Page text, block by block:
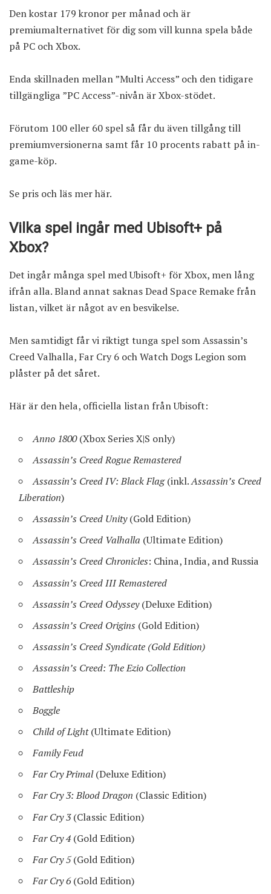
Den kostar 179 kronor per månad och är
premiumalternativet för dig som vill kunna spela både
på PC och Xbox.
Enda skillnaden mellan ”Multi Access” och den tidigare
tillgängliga ”PC Access”-nivån är Xbox-stödet.
Förutom 100 eller 60 spel så får du även tillgång till
premiumversionerna samt får 10 procents rabatt på in-
game-köp.
Se pris och läs mer här.
Vilka spel ingår med Ubisoft+ på
Xbox?
Det ingår många spel med Ubisoft+ för Xbox, men lång
ifrån alla. Bland annat saknas Dead Space Remake från
listan, vilket är något av en besvikelse.
Men samtidigt får vi riktigt tunga spel som Assassin’s
Creed Valhalla, Far Cry 6 och Watch Dogs Legion som
plåster på det såret.
Här är den hela, officiella listan från Ubisoft:
Anno 1800(Xbox Series X|S only)
Assassin’s Creed Rogue Remastered
Assassin’s Creed IV: Black Flag(inkl.Assassin’s Creed
Liberation)
Assassin’s Creed Unity(Gold Edition)
Assassin’s Creed Valhalla (Ultimate Edition)
Assassin’s Creed Chronicles: China, India, and Russia
Assassin’s Creed III Remastered
Assassin’s Creed Odyssey(Deluxe Edition)
Assassin’s Creed Origins (Gold Edition)
Assassin’s Creed Syndicate (Gold Edition)
Assassin’s Creed: The Ezio Collection
Battleship
Boggle
Child of Light(Ultimate Edition)
Family Feud
Far Cry Primal(Deluxe Edition)
Far Cry 3: Blood Dragon (Classic Edition)
Far Cry 3(Classic Edition)
Far Cry 4(Gold Edition)
Far Cry 5(Gold Edition)
Far Cry 6(Gold Edition)